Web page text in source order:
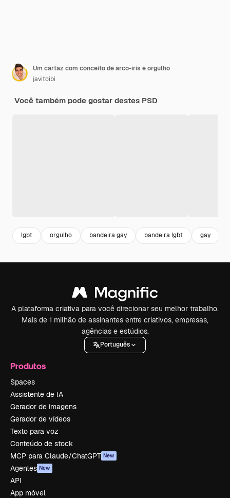
Um cartaz com conceito de arco-íris e orgulho
javitoibi
Você também pode gostar destes PSD
lgbt orgulho bandeira gay bandeira lgbt gay
A plataforma criativa para você direcionar seu melhor trabalho.
Mais de 1 milhão de assinantes entre criativos, empresas,
agências e estúdios.
Português
Produtos
Spaces
Assistente de IA
Gerador de imagens
Gerador de vídeos
Texto para voz
Conteúdo de stock
MCP para Claude/ChatGPT New
Agentes New
API
App móvel